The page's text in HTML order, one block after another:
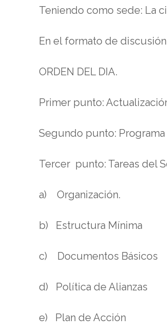
Teniendo como sede: La
En el formato de
ORDEN DEL DIA.
Primer punto:
Segundo punto:
Tercer punto: Tareas del
a) Organización.
b) Estructura Mínima
c) Documentos Básicos
d) Política de Alianzas
e) Plan de Acción